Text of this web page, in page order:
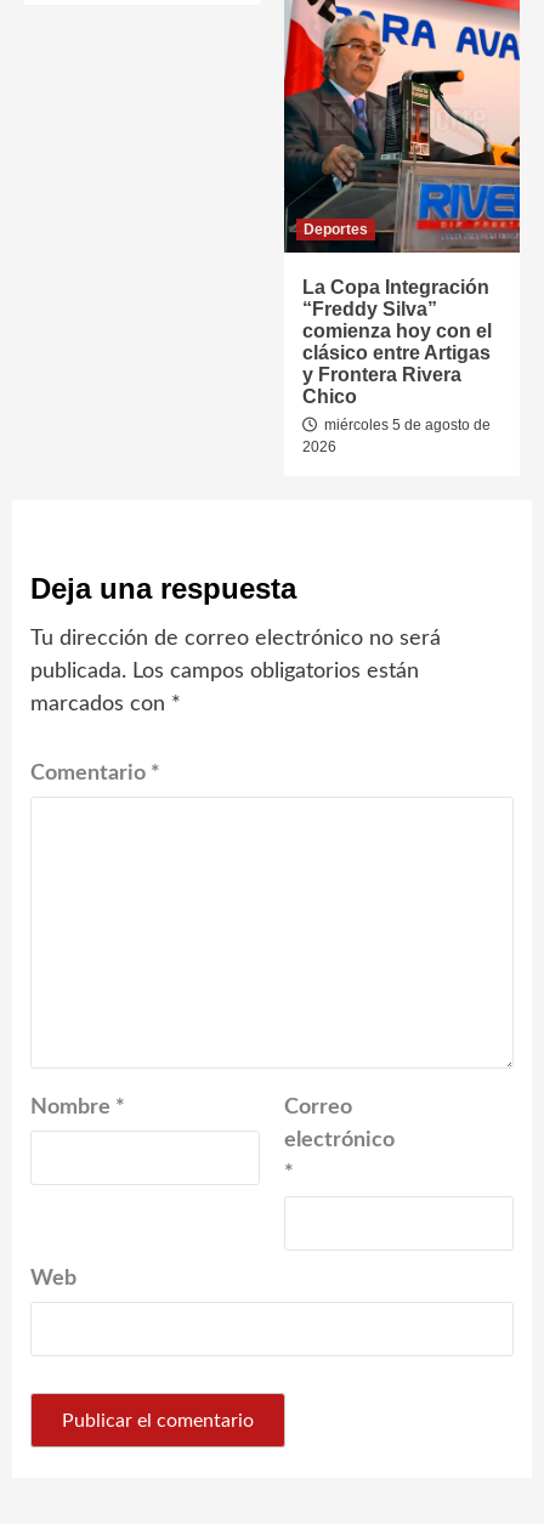
Deportes
La Copa Integración
“Freddy Silva”
comienza hoy con el
clásico entre Artigas
y Frontera Rivera
Chico
miércoles 5 de agosto de
2026
Deja una respuesta
Tu dirección de correo electrónico no será
publicada. Los campos obligatorios están
marcados con *
Comentario *
Nombre *
Correo
electrónico
*
Web